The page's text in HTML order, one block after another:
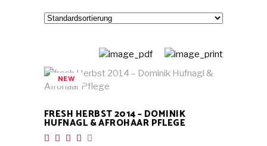
NEW IN DEN WARENKORB
FRESH HERBST 2014 – DOMINIK
HUFNAGL & AFROHAAR PFLEGE